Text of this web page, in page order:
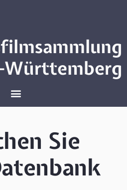
Württemberg
Sie